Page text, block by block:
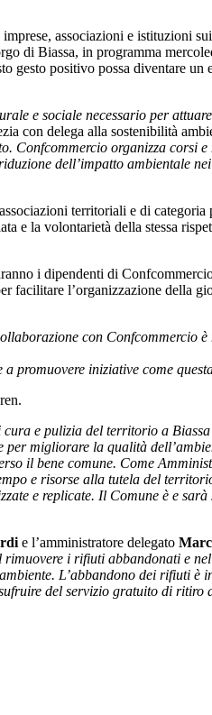
associazioni e istituzioni
di Biassa, in programma
gesto positivo possa diventare un
e sociale necessario per
con delega alla sostenibilità
Confcommercio organizza corsi
dell’impatto ambientale
territoriali e di
e la volontarietà della stessa
i dipendenti di
facilitare l’organizzazione della
con Confcommercio
promuovere iniziative come
cura e pulizia del territorio a
per migliorare la qualità
il bene comune. Come
e risorse alla tutela del
e replicate. Il Comune è e
e l’amministratore delegato
i rifiuti abbandonati e
L’abbandono dei rifiuti
del servizio gratuito di ritiro